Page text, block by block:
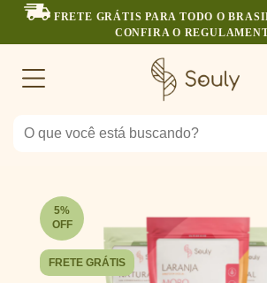
FRETE GRÁTIS PARA TODO O
CONFIRA O
5%
OFF
FRETE GRÁTIS